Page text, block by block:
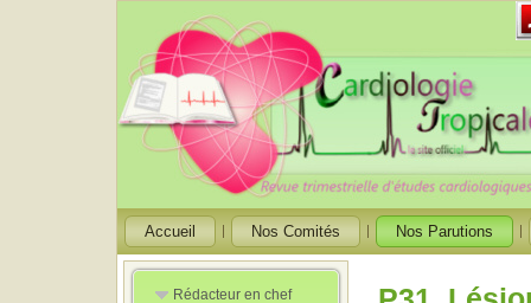
Accueil Nos Comités Nos Parutions
Rédacteur en chef